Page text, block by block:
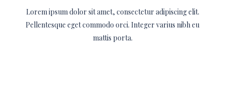
Lorem ipsum dolor sit amet, consectetur adipiscing elit.
Pellentesque eget commodo orci. Integer varius nibh eu
mattis porta.